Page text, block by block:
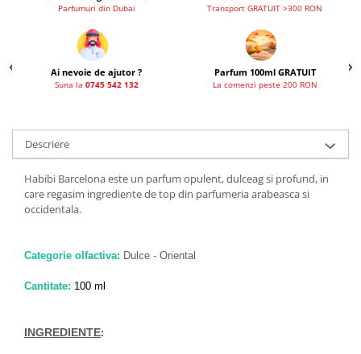
Parfumuri din Dubai Transport GRATUIT >300 RON
Ai nevoie de ajutor ?
Suna la 0745 542 132
Parfum 100ml GRATUIT
La comenzi peste 200 RON
Descriere
Habibi Barcelona este un parfum opulent, dulceag si profund, in
care regasim ingrediente de top din parfumeria arabeasca si
occidentala.
Categorie olfactiva: Dulce - Oriental
Cantitate: 100 ml
INGREDIENTE: